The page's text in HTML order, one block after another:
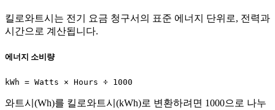
킬로와트시는 전기 요금 청구서의 표준 에너지 단위로, 전력과
시간으로 계산됩니다.
에너지 소비량
kWh = Watts × Hours ÷ 1000
와트시(Wh)를 킬로와트시(kWh)로 변환하려면 1000으로 나누